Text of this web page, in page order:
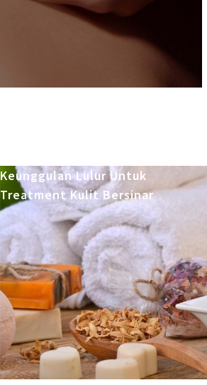
Keunggulan Lulur Untuk
Treatment Kulit Bersinar